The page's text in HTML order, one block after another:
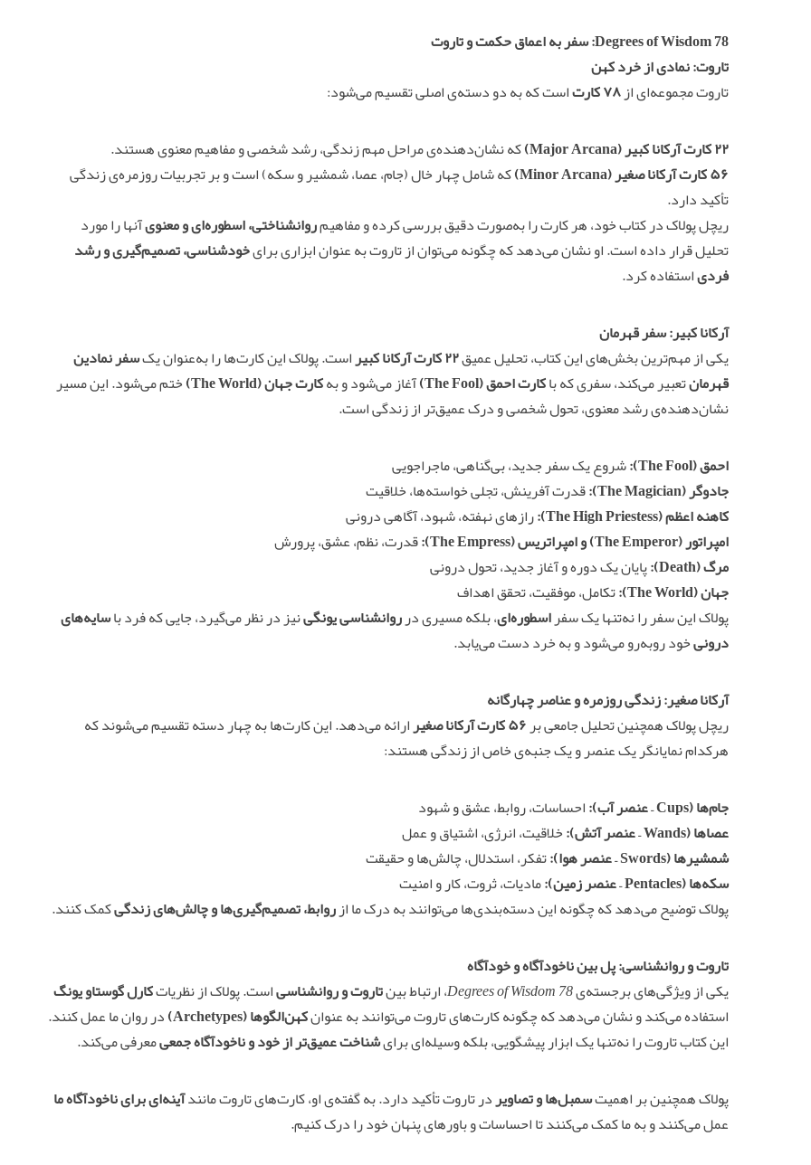
78 Degrees of Wisdom: سفر به اعماق حکمت و تاروت
تاروت: نمادی از خرد کهن
تاروت مجموعه‌ای از۷۸ کارت
است که به دو دسته‌ی اصلی تقسیم می‌شود:
۲۲ کارت آرکانا کبیر (Major Arcana)
که نشان‌دهنده‌ی مراحل مهم زندگی، رشد شخصی و مفاهیم معنوی هستند.
۵۶ کارت آرکانا صغیر (Minor Arcana)
که شامل چهار خال (جام، عصا، شمشیر و سکه) است و بر تجربیات روزمره‌ی زندگی
تأکید دارد.
ریچل پولاک در کتاب خود، هر کارت را به‌صورت دقیق بررسی کرده و مفاهیمروانشناختی، اسطوره‌ای و معنویآنها را مورد
تحلیل قرار داده است. او نشان می‌دهد که چگونه می‌توان از تاروت به عنوان ابزاری برایخودشناسی، تصمیم‌گیری و رشد
فردیاستفاده کرد.
آرکانا کبیر: سفر قهرمان
یکی از مهم‌ترین بخش‌های این کتاب، تحلیل عمیق۲۲ کارت آرکانا کبیر است. پولاک این کارت‌ها را به‌عنوان یکسفر نمادین
قهرمانتعبیر می‌کند، سفری که باکارت احمق (The Fool) آغاز می‌شود و بهکارت جهان (The World)
ختم می‌شود. این مسیر
نشان‌دهنده‌ی رشد معنوی، تحول شخصی و درک عمیق‌تر از زندگی است.
احمق (The Fool):
شروع یک سفر جدید، بی‌گناهی، ماجراجویی
جادوگر (The Magician):
قدرت آفرینش، تجلی خواسته‌ها، خلاقیت
کاهنه اعظم (The High Priestess):
رازهای نهفته، شهود، آگاهی درونی
امپراتور (The Emperor) و امپراتریس (The Empress):
قدرت، نظم، عشق، پرورش
مرگ (Death):
پایان یک دوره و آغاز جدید، تحول درونی
جهان (The World):
تکامل، موفقیت، تحقق اهداف
پولاک این سفر را نه‌تنها یک سفراسطوره‌ای، بلکه مسیری درروانشناسی یونگینیز در نظر می‌گیرد، جایی که فرد باسایه‌های
درونیخود روبه‌رو می‌شود و به خرد دست می‌یابد.
آرکانا صغیر: زندگی روزمره و عناصر چهارگانه
ریچل پولاک همچنین تحلیل جامعی بر۵۶ کارت آرکانا صغیر
ارائه می‌دهد. این کارت‌ها به چهار دسته تقسیم می‌شوند که
هرکدام نمایانگر یک عنصر و یک جنبه‌ی خاص از زندگی هستند:
جام‌ها (Cups – عنصر آب):
احساسات، روابط، عشق و شهود
عصاها (Wands – عنصر آتش):
خلاقیت، انرژی، اشتیاق و عمل
شمشیرها (Swords – عنصر هوا):
تفکر، استدلال، چالش‌ها و حقیقت
سکه‌ها (Pentacles – عنصر زمین):
مادیات، ثروت، کار و امنیت
پولاک توضیح می‌دهد که چگونه این دسته‌بندی‌ها می‌توانند به درک ما ازروابط، تصمیم‌گیری‌ها و چالش‌های زندگیکمک کنند.
تاروت و روانشناسی: پل بین ناخودآگاه و خودآگاه
یکی از ویژگی‌های برجسته‌ی78 Degrees of Wisdom ، ارتباط بینتاروت و روانشناسیاست. پولاک از نظریاتکارل گوستاو یونگ
استفاده می‌کند و نشان می‌دهد که چگونه کارت‌های تاروت می‌توانند به عنوانکهن‌الگوها (Archetypes)
در روان ما عمل کنند.
این کتاب تاروت را نه‌تنها یک ابزار پیشگویی، بلکه وسیله‌ای برایشناخت عمیق‌تر از خود و ناخودآگاه جمعیمعرفی می‌کند.
پولاک همچنین بر اهمیتسمبل‌ها و تصاویردر تاروت تأکید دارد. به گفته‌ی او، کارت‌های تاروت مانندآینه‌ای برای ناخودآگاه ما
عمل می‌کنند و به ما کمک می‌کنند تا احساسات و باورهای پنهان خود را درک کنیم.